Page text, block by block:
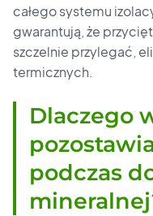
całego systemu
gwarantują, że
szczelnie przylegać,
termicznych.
Dlaczego
podczas